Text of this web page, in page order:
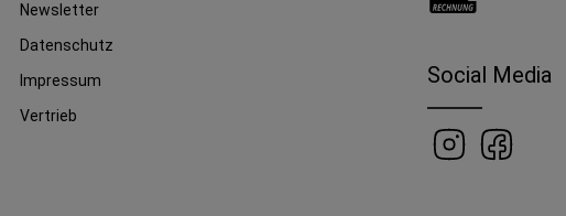
Newsletter
Datenschutz
Impressum
Vertrieb
Social Media